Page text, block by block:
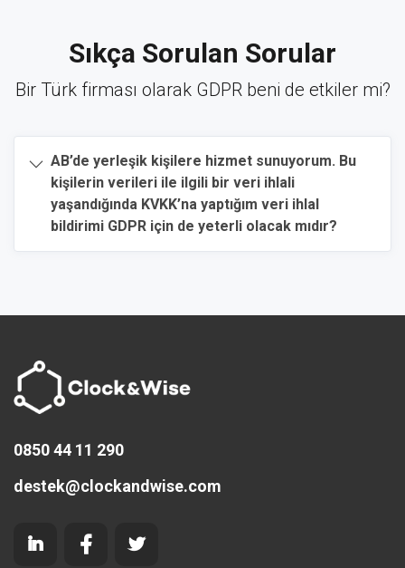
Sıkça Sorulan Sorular
Bir Türk firması olarak GDPR beni de etkiler mi?
AB’de yerleşik kişilere hizmet sunuyorum. Bu
kişilerin verileri ile ilgili bir veri ihlali
yaşandığında KVKK’na yaptığım veri ihlal
bildirimi GDPR için de yeterli olacak mıdır?
0850 44 11 290
destek@clockandwise.com